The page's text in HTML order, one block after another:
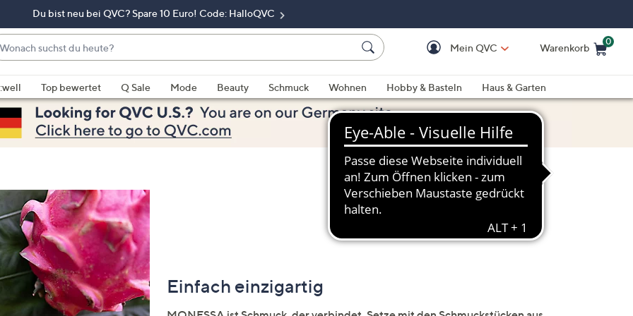
Du bist neu bei QVC? Spare 10 Euro! Code: HalloQVC
Mein QVC Warenkorb
0
Top bewertet Q Sale Mode Beauty Schmuck Wohnen Hobby & Basteln
Haus & Garten
Einfach einzigartig